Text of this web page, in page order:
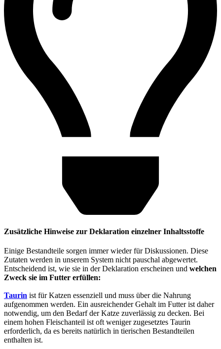
Zusätzliche Hinweise zur Deklaration einzelner Inhaltsstoffe
Einige Bestandteile sorgen immer wieder für Diskussionen. Diese
Zutaten werden in unserem System nicht pauschal abgewertet.
Entscheidend ist, wie sie in der Deklaration erscheinen und welchen
Zweck sie im Futter erfüllen:
Taurin ist für Katzen essenziell und muss über die Nahrung
aufgenommen werden. Ein ausreichender Gehalt im Futter ist daher
notwendig, um den Bedarf der Katze zuverlässig zu decken. Bei
einem hohen Fleischanteil ist oft weniger zugesetztes Taurin
erforderlich, da es bereits natürlich in tierischen Bestandteilen
enthalten ist.